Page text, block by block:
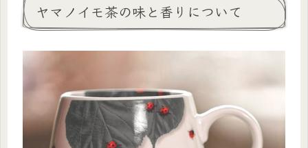
ヤマノイモ茶の味と香りについて